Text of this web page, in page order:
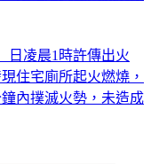
日凌晨1時許傳出火
住宅廁所起火燃燒，
內撲滅火勢，未造成